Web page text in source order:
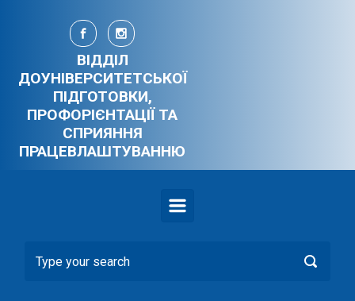
Skip to main content
ВІДДІЛ
ДОУНІВЕРСИТЕТСЬКОЇ
ПІДГОТОВКИ,
ПРОФОРІЄНТАЦІЇ ТА
СПРИЯННЯ
ПРАЦЕВЛАШТУВАННЮ